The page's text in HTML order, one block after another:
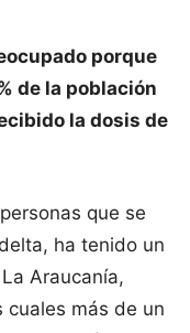
porque
de la población
la dosis de
que se
ha tenido un
Araucanía,
cuales más de un